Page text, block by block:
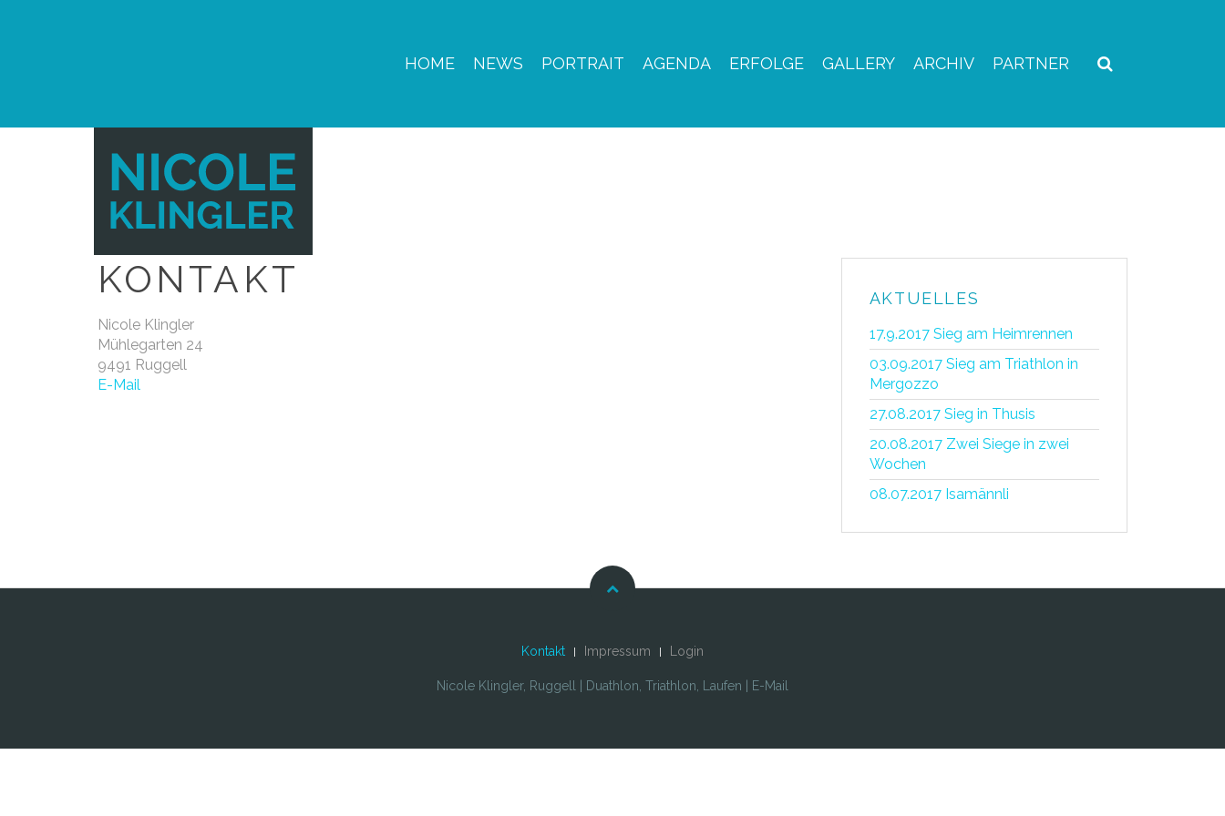
HOME NEWS PORTRAIT AGENDA ERFOLGE GALLERY ARCHIV PARTNER
Home KONTAKT
KONTAKT
Nicole Klingler
Mühlegarten 24
9491 Ruggell
E-Mail
AKTUELLES
17.9.2017 Sieg am Heimrennen
03.09.2017 Sieg am Triathlon in
Mergozzo
27.08.2017 Sieg in Thusis
20.08.2017 Zwei Siege in zwei
Wochen
08.07.2017 Isamännli
Kontakt Impressum Login
Nicole Klingler, Ruggell | Duathlon, Triathlon, Laufen | E-Mail